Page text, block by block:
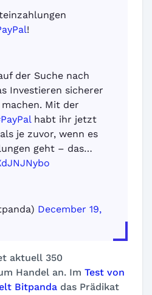
!
der Suche nach
Investieren sicherer
Mit der
habt ihr jetzt
je zuvor, wenn es
geht – das…
December 19,
aktuell 350
Handel an. Im Test von
Bitpanda das Prädikat